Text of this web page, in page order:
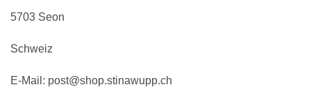
5703 Seon
Schweiz
E-Mail: post@shop.stinawupp.ch